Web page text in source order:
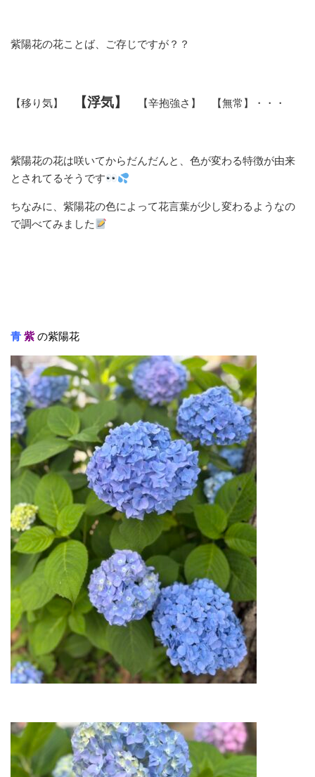
紫陽花の花ことば、ご存じですが？？
【移り気】 【浮気】 【辛抱強さ】 【無常】・・・
紫陽花の花は咲いてからだんだんと、色が変わる特徴が由来
とされてるそうです
ちなみに、紫陽花の色によって花言葉が少し変わるようなの
で調べてみました
青 紫の紫陽花